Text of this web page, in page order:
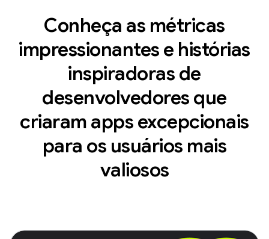
Conheça as métricas
impressionantes e histórias
inspiradoras de
desenvolvedores que
criaram apps excepcionais
para os usuários mais
valiosos